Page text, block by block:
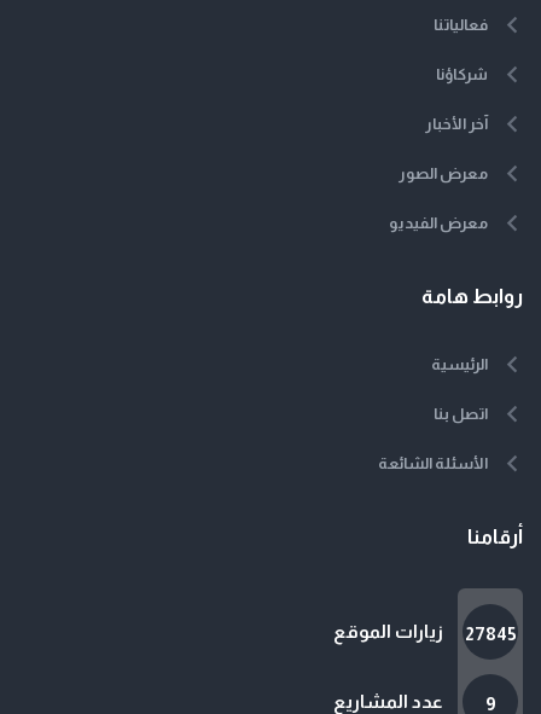
فعالياتنا
شركاؤنا
آخر الأخبار
معرض الصور
معرض الفيديو
روابط هامة
الرئيسية
اتصل بنا
الأسئلة الشائعة
أرقامنا
27845 زيارات الموقع
9 عدد المشاريع